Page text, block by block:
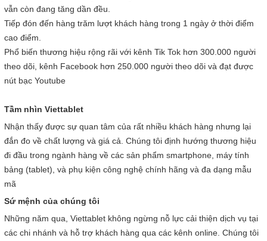
vẫn còn đang tăng dần đều.
Tiếp đón đến hàng trăm lượt khách hàng trong 1 ngày ở thời điểm
cao điểm.
Phổ biến thương hiệu rộng rãi với kênh Tik Tok hơn 300.000 người
theo dõi, kênh Facebook hơn 250.000 người theo dõi và đạt được
nút bạc Youtube
Tầm nhìn Viettablet
Nhận thấy được sự quan tâm của rất nhiều khách hàng nhưng lại
đắn đo về chất lượng và giá cả. Chúng tôi định hướng thương hiệu
đi đầu trong ngành hàng về các sản phẩm smartphone, máy tính
bảng (tablet), và phụ kiện công nghệ chính hãng và đa dạng mẫu
mã
Sứ mệnh của chúng tôi
Những năm qua, Viettablet không ngừng nỗ lực cải thiện dịch vụ tại
các chi nhánh và hỗ trợ khách hàng qua các kênh online. Chúng tôi